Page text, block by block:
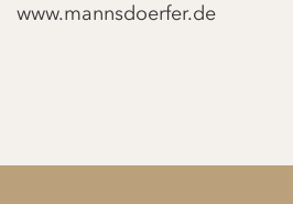
www.mannsdoerfer.de